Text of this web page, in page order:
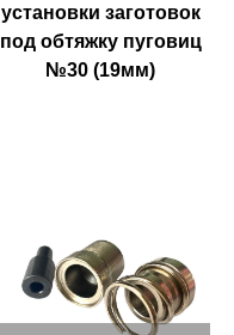
установки заготовок
под обтяжку пуговиц
№30 (19мм)